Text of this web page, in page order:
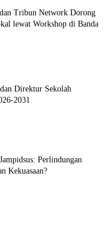
Tribun Network Dorong
lewat Workshop di Banda
Direktur Sekolah
2031
Perlindungan
Kekuasaan?